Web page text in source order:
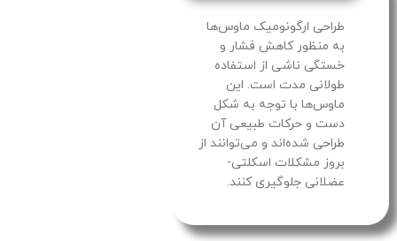
طراحی ارگونومیک ماوس‌ها
به منظور کاهش فشار و
خستگی ناشی از استفاده
طولانی مدت است. این
ماوس‌ها با توجه به شکل
دست و حرکات طبیعی آن
طراحی شده‌اند و می‌توانند از
بروز مشکلات اسکلتی-
عضلانی جلوگیری کنند.